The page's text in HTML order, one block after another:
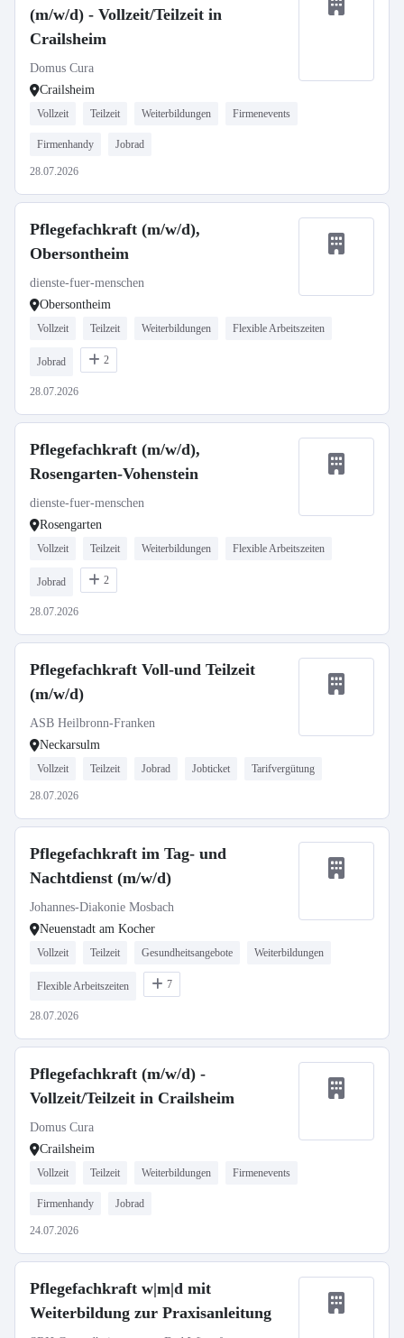
(m/w/d) - Vollzeit/Teilzeit in
Crailsheim
Domus Cura
Crailsheim
Vollzeit Teilzeit Weiterbildungen Firmenevents
Firmenhandy Jobrad
28.07.2026
Pflegefachkraft (m/w/d),
Obersontheim
dienste-fuer-menschen
Obersontheim
Vollzeit Teilzeit Weiterbildungen Flexible Arbeitszeiten
Jobrad 2
28.07.2026
Pflegefachkraft (m/w/d),
Rosengarten-Vohenstein
dienste-fuer-menschen
Rosengarten
Vollzeit Teilzeit Weiterbildungen Flexible Arbeitszeiten
Jobrad 2
28.07.2026
Pflegefachkraft Voll-und Teilzeit
(m/w/d)
ASB Heilbronn-Franken
Neckarsulm
Vollzeit Teilzeit Jobrad Jobticket Tarifvergütung
28.07.2026
Pflegefachkraft im Tag- und
Nachtdienst (m/w/d)
Johannes-Diakonie Mosbach
Neuenstadt am Kocher
Vollzeit Teilzeit Gesundheitsangebote Weiterbildungen
Flexible Arbeitszeiten 7
28.07.2026
Pflegefachkraft (m/w/d) -
Vollzeit/Teilzeit in Crailsheim
Domus Cura
Crailsheim
Vollzeit Teilzeit Weiterbildungen Firmenevents
Firmenhandy Jobrad
24.07.2026
Pflegefachkraft w|m|d mit
Weiterbildung zur Praxisanleitung